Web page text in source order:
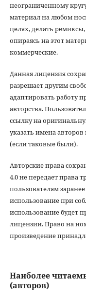
неограниченному
материал на любом
целях, делать
опираясь на этот
коммерческие.
Данная лицензия
разрешает другим
адаптировать работу
авторства.
ссылку на
указать имена
(если таковые были).
Авторские права
4.0 не передает права
пользователям
использование при
использование будет
лицензии. Право на
произведение
Наиболее
(авторов)